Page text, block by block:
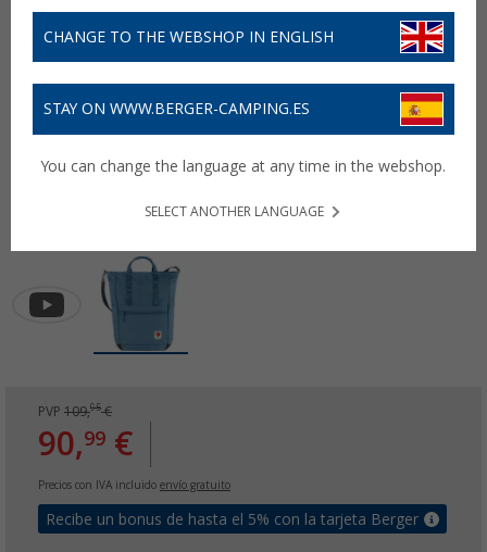
PVP 109,95€
90,99 €
Precios con IVA incluido envío gratuito
Recibe un bonus de hasta el 5% con la tarjeta Berger
CHANGE TO THE WEBSHOP IN ENGLISH
STAY ON WWW.BERGER-CAMPING.ES
You can change the language at any time in the webshop.
SELECT ANOTHER LANGUAGE